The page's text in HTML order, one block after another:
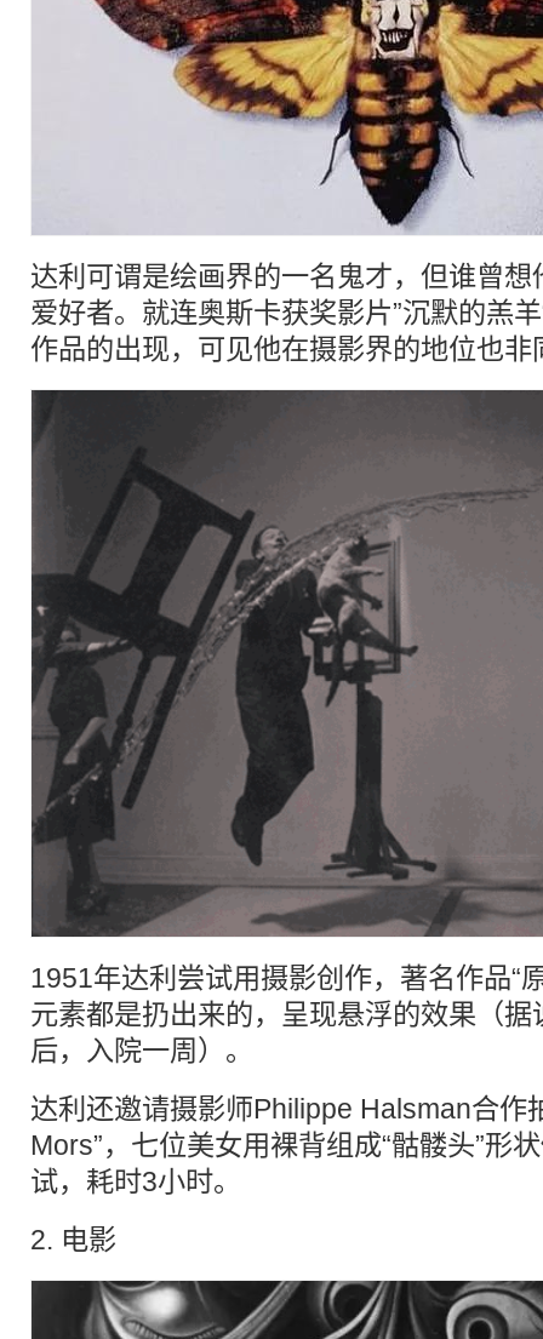
达利可谓是绘画界的一名鬼才，但谁曾
爱好者。就连奥斯卡获奖影片”沉默的羔
作品的出现，可见他在摄影界的地位也非
1951年达利尝试用摄影创作，著名作品“
元素都是扔出来的，呈现悬浮的效果（
后，入院一周）。
达利还邀请摄影师Philippe Halsman合作
Mors”，七位美女用裸背组成“骷髅头”形
试，耗时3小时。
2. 电影